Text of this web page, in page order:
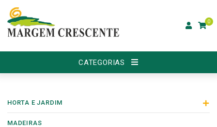
0
CATEGORIAS
HORTA E JARDIM
MADEIRAS